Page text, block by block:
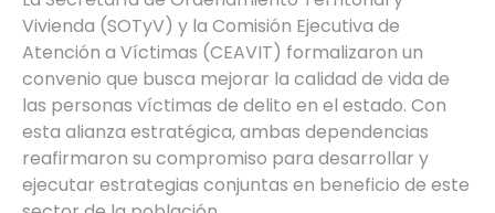
Vivienda (SOTyV) y la Comisión Ejecutiva de
Atención a Víctimas (CEAVIT) formalizaron un
convenio que busca mejorar la calidad de vida de
las personas víctimas de delito en el estado. Con
esta alianza estratégica, ambas dependencias
reafirmaron su compromiso para desarrollar y
ejecutar estrategias conjuntas en beneficio de este